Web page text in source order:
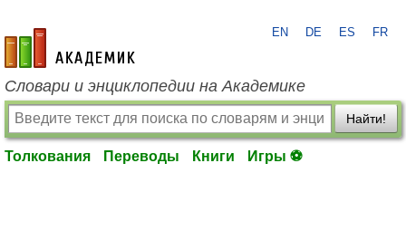
academic.ru
EN DE ES FR
Словари и энциклопедии на Академике
Найти!
Толкования Переводы Книги Игры ⚽